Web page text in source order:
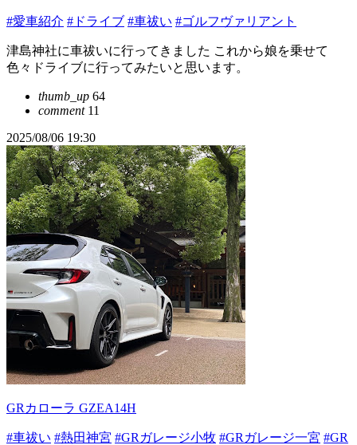
#愛車紹介 #ドライブ #車祓い #ゴルフヴァリアント
津島神社に車祓いに行ってきました これから娘を乗せて
色々ドライブに行ってみたいと思います。
thumb_up 64
comment11
2025/08/06 19:30
GRカローラ GZEA14H
#車祓い #熱田神宮 #GRガレージ小牧 #GRガレージ一宮 #GR